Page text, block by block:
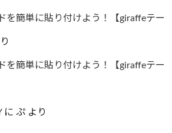
を簡単に貼り付けよう！【giraffeテー
を簡単に貼り付けよう！【giraffeテー
に ぷ より